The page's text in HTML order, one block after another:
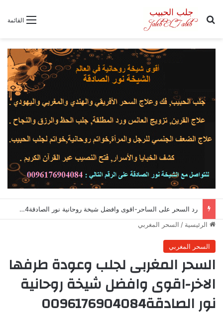
القائمة بحث عن
رد السحر على الساحر-اقوى وافضل شيخة روحانية نور الصادقة0096176904084
الرئيسية / السحر المغربي
السحر المغربي
السحر المغربى لجلب وعودة طرفها
الاخر-اقوى وافضل شيخة روحانية
نور الصادقة0096176904084